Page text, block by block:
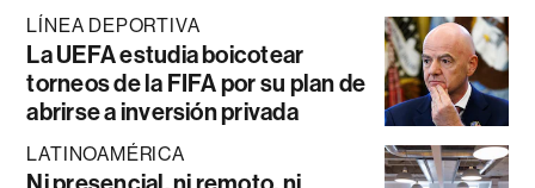
LÍNEA DEPORTIVA
La UEFA estudia boicotear
torneos de la FIFA por su plan de
abrirse a inversión privada
LATINOAMÉRICA